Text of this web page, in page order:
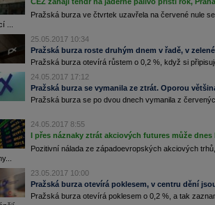
Pražská burza ve čtvrtek uzavřela na červené nule
...
25.05.2017 10:34
Pražská burza roste druhým dnem v řadě, v
Pražská burza otevírá růstem o 0,2 %, když si
24.05.2017 17:12
Pražská burza se vymanila ze ztrát. Oporou
Pražská burza se po dvou dnech vymanila z
24.05.2017 8:55
I přes náznaky ztrát akciových futures může
Pozitivní nálada ze západoevropských akciových
23.05.2017 10:00
Pražská burza otevírá poklesem, v centru dění
Pražská burza otevírá poklesem o 0,2 %, a tak